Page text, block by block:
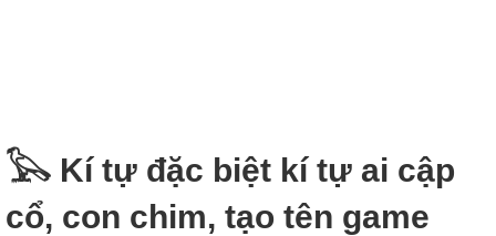
𓅂 Kí tự đặc biệt kí tự ai cập
cổ, con chim, tạo tên game